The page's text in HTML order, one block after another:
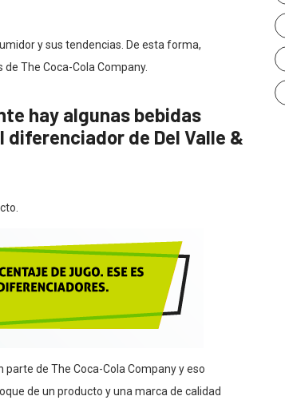
y sus tendencias. De esta forma,
The Coca-Cola Company.
hay algunas bebidas
diferenciador de Del Valle &
de The Coca-Cola Company y eso
de un producto y una marca de calidad